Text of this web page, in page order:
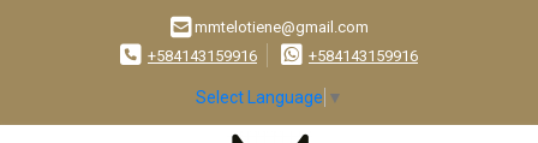
mmtelotiene@gmail.com
+584143159916
+584143159916
Select Language ▼